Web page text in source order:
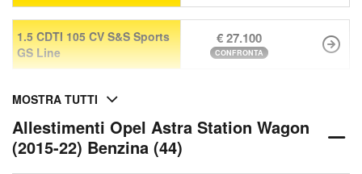
1.5 CDTI 105 CV S&S Sports
GS Line
€ 27.100
CONFRONTA
MOSTRA TUTTI
Allestimenti Opel Astra Station Wagon
(2015-22) Benzina (44)